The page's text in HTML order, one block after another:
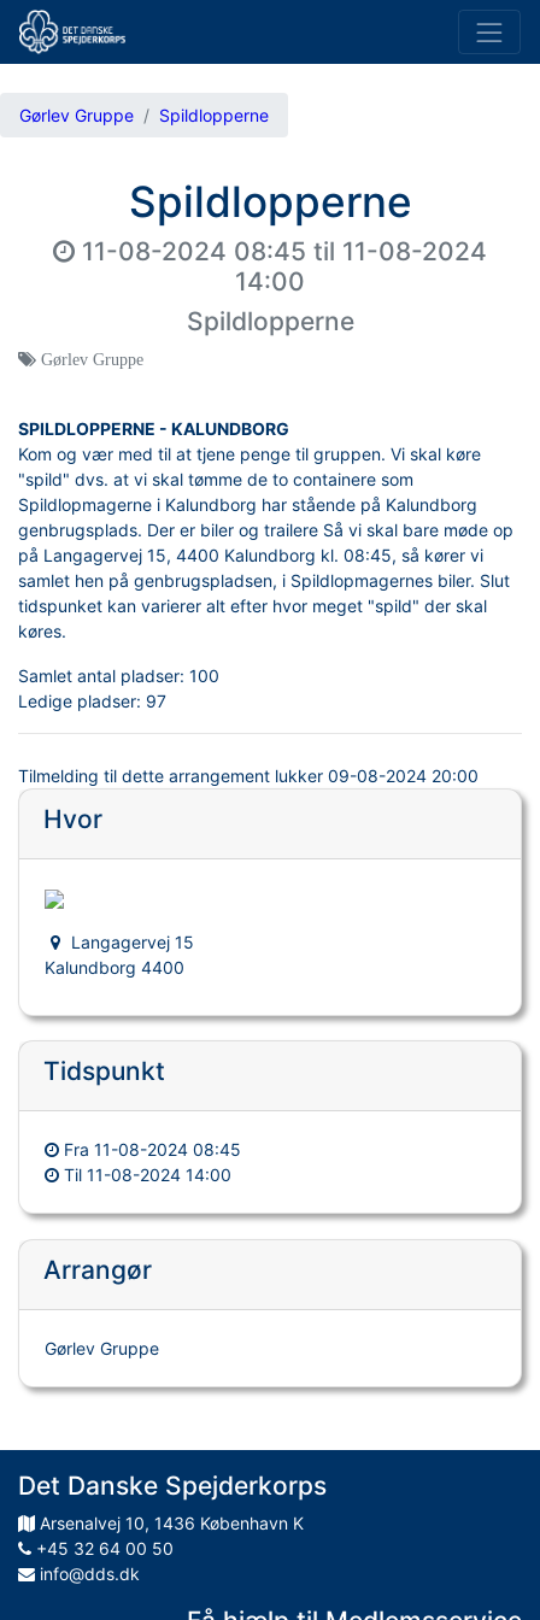
Gørlev Gruppe Spildlopperne
Spildlopperne
11-08-2024 08:45 til 11-08-2024
14:00
Spildlopperne
Gørlev Gruppe
SPILDLOPPERNE - KALUNDBORG
Kom og vær med til at tjene penge til gruppen. Vi skal køre
"spild" dvs. at vi skal tømme de to containere som
Spildlopmagerne i Kalundborg har stående på Kalundborg
genbrugsplads. Der er biler og trailere Så vi skal bare møde op
på Langagervej 15, 4400 Kalundborg kl. 08:45, så kører vi
samlet hen på genbrugspladsen, i Spildlopmagernes biler. Slut
tidspunket kan varierer alt efter hvor meget "spild" der skal
køres.
Samlet antal pladser: 100
Ledige pladser: 97
Tilmelding til dette arrangement lukker 09-08-2024 20:00
Hvor
Langagervej 15
Kalundborg 4400
Tidspunkt
Fra 11-08-2024 08:45
Til 11-08-2024 14:00
Arrangør
Gørlev Gruppe
Det Danske Spejderkorps
Arsenalvej 10, 1436 København K
+45 32 64 00 50
info@dds.dk